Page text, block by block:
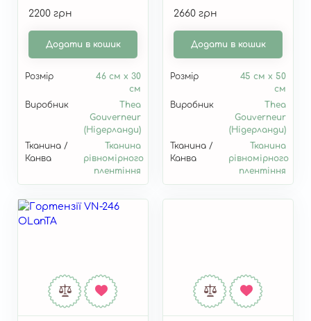
троянди" T442
2200 грн
Додати в кошик
Розмір
46 см x 30
см
Виробник
Thea
Gouverneur
(Нідерланди)
Тканина /
Канва
Тканина
рівномірного
плентіння
та братки" T2078
2660 грн
Додати в кошик
Розмір
45 см x 50
см
Виробник
Thea
Gouverneur
(Нідерланди)
Тканина /
Канва
Тканина
рівномірного
плентіння